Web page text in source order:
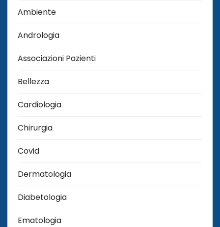
Ambiente
Andrologia
Associazioni Pazienti
Bellezza
Cardiologia
Chirurgia
Covid
Dermatologia
Diabetologia
Ematologia